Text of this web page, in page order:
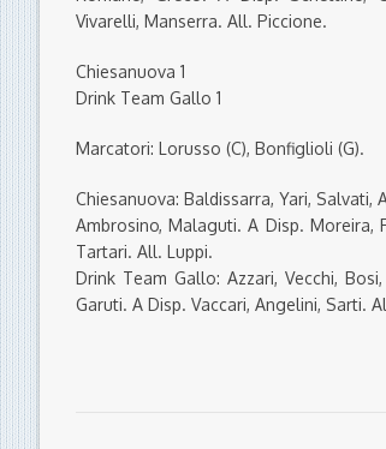
Vivarelli, Manserra. All. Piccione.
Chiesanuova 1
Drink Team Gallo 1
Marcatori: Lorusso (C), Bonfiglioli (G).
Chiesanuova: Baldissarra, Yari, Salvati,
Ambrosino, Malaguti. A Disp. Moreira,
Tartari. All. Luppi.
Drink Team Gallo: Azzari, Vecchi,
Garuti. A Disp. Vaccari, Angelini, Sarti.